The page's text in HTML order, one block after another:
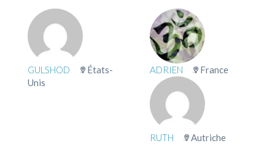
GULSHOD
États-
Unis
ADRIEN France
RUTH Autriche